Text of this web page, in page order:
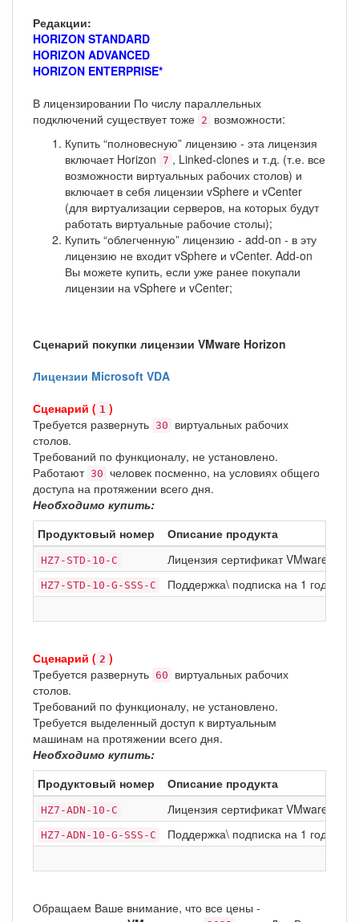
Редакции:
HORIZON STANDARD
HORIZON ADVANCED
HORIZON ENTERPRISE*
В лицензировании По числу параллельных
подключений существует тоже 2
возможности:
Купить “полновесную” лицензию - эта лицензия
включает Horizon 7 , Linked-clones и т.д. (т.е. все
возможности виртуальных рабочих столов) и
включает в себя лицензии vSphere и vCenter
(для виртуализации серверов, на которых будут
работать виртуальные рабочие столы);
Купить “облегченную” лицензию - add-on - в эту
лицензию не входит vSphere и vCenter. Add-on
Вы можете купить, если уже ранее покупали
лицензии на vSphere и vCenter;
Сценарий покупки лицензии VMware Horizon
Лицензии Microsoft VDA
Сценарий ( 1 )
Требуется развернуть 30
виртуальных рабочих
столов.
Требований по функционалу, не установлено.
Работают 30 человек посменно, на условиях общего
доступа на протяжении всего дня.
Необходимо купить:
Продуктовый номер
Описание продукта
HZ7-STD-10-C Лицензия сертификат VMware
HZ7-STD-10-G-SSS-C Поддержка\ подписка на 1 год
Сценарий ( 2 )
Требуется развернуть 60
виртуальных рабочих
столов.
Требований по функционалу, не установлено.
Требуется выделенный доступ к виртуальным
машинам на протяжении всего дня.
Необходимо купить:
Продуктовый номер
Описание продукта
HZ7-ADN-10-C Лицензия сертификат VMware
HZ7-ADN-10-G-SSS-C Поддержка\ подписка на 1 год
Обращаем Ваше внимание, что все цены -